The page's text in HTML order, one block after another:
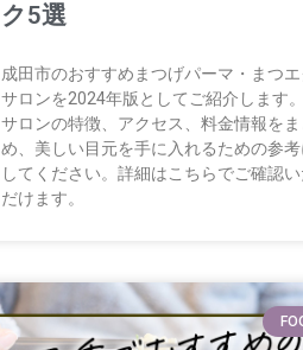
ク5選
成田市のおすすめまつげパーマ・まつエ
サロンを2024年版としてご紹介します
サロンの特徴、アクセス、料金情報をま
め、美しい目元を手に入れるための参考
してください。詳細はこちらでご確認い
だけます。